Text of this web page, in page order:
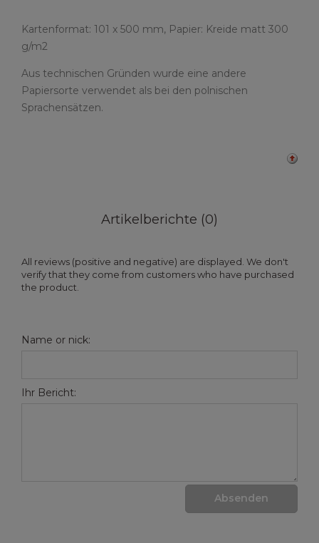
Kartenformat: 101 x 500 mm, Papier: Kreide matt 300
g/m2
Aus technischen Gründen wurde eine andere
Papiersorte verwendet als bei den polnischen
Sprachensätzen.
Artikelberichte (0)
All reviews (positive and negative) are displayed. We don't
verify that they come from customers who have purchased
the product.
Name or nick:
Ihr Bericht:
Absenden